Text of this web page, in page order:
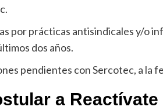
por prácticas antisindicales y/o
dos años.
pendientes con Sercotec, a la
a